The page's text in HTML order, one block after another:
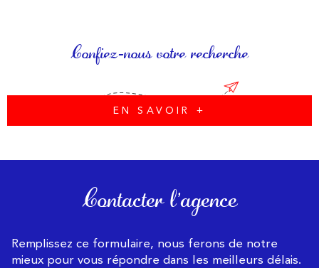
Confiez-nous votre recherche
EN SAVOIR +
Contacter l'agence
Remplissez ce formulaire, nous ferons de notre
mieux pour vous répondre dans les meilleurs délais.